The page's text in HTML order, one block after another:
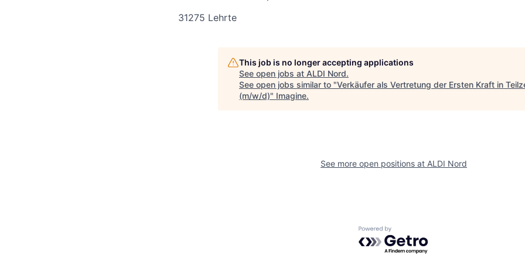
31275 Lehrte
This job is no longer accepting applications
See open jobs at ALDI Nord.
See open jobs similar to "Verkäufer als Vertretung der Ersten Kraft in
(m/w/d)" Imagine.
See more open positions at ALDI Nord
Powered by Getro.com